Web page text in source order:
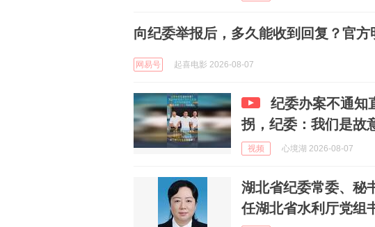
向纪委举报后，多久能收到回复？官
网易号 起喜电影 2026-08-07
纪委办案不通知
拐，纪委：我们是故
视频 心境湖 2026-08-07
湖北省纪委常委、秘
任湖北省水利厅党组